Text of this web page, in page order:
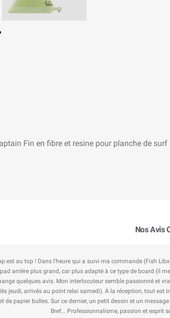
Fin en fibre et resine pour planche de surf
Nos Avis
top ! Dans l'heure qui a suivi ma commande (Fish LibxLost +
plus grand, car plus adapté à ce type de board (il me fait
avis. Mon interlocuteur semble passionné et vraiment
arrivés au point relai samedi). À la réception, tout est
bulles. Sur ce dernier, un petit dessin et un message
Bref... Professionnalisme, passion et esprit surf à